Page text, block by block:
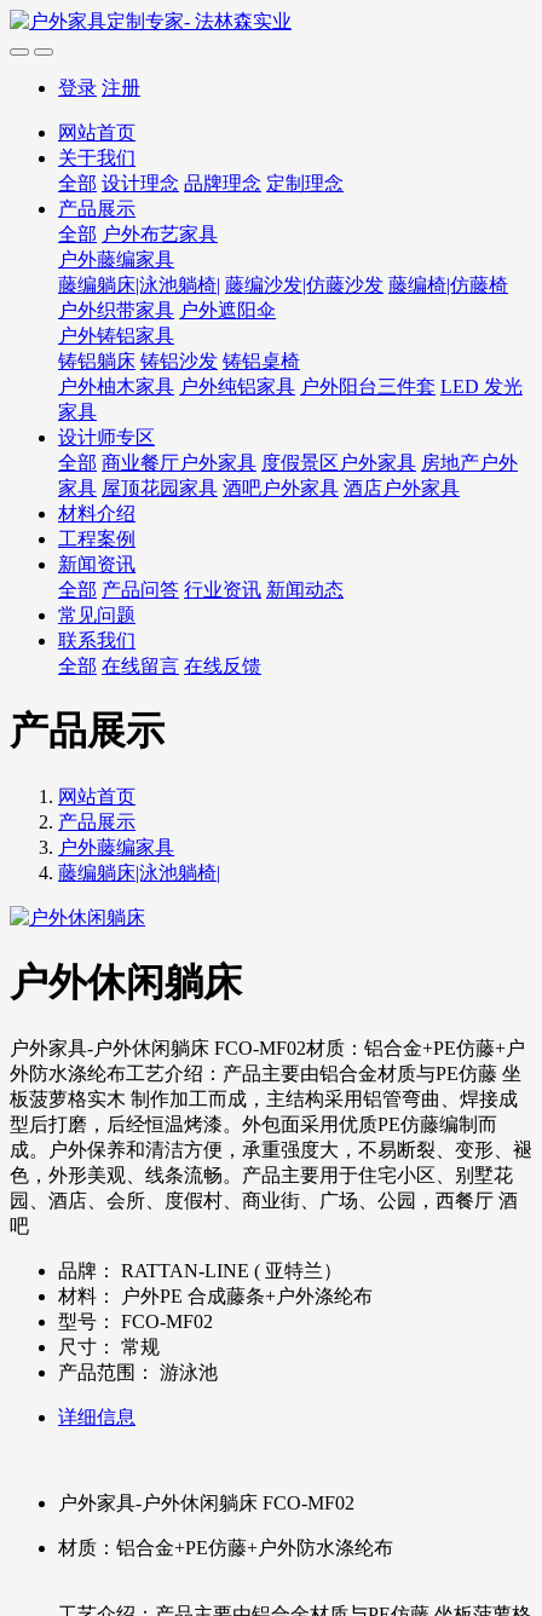
登录 注册
网站首页
关于我们
全部 设计理念 品牌理念 定制理念
产品展示
全部 户外布艺家具
户外藤编家具
藤编躺床|泳池躺椅| 藤编沙发|仿藤沙发 藤编椅|仿藤椅
户外织带家具 户外遮阳伞
户外铸铝家具
铸铝躺床 铸铝沙发 铸铝桌椅
户外柚木家具 户外纯铝家具 户外阳台三件套 LED 发光
家具
设计师专区
全部 商业餐厅户外家具 度假景区户外家具 房地产户外
家具 屋顶花园家具 酒吧户外家具 酒店户外家具
材料介绍
工程案例
新闻资讯
全部 产品问答 行业资讯 新闻动态
常见问题
联系我们
全部 在线留言 在线反馈
产品展示
网站首页
产品展示
户外藤编家具
藤编躺床|泳池躺椅|
户外休闲躺床
户外家具-户外休闲躺床 FCO-MF02材质：铝合金+PE仿藤+户
外防水涤纶布工艺介绍：产品主要由铝合金材质与PE仿藤 坐
板菠萝格实木 制作加工而成，主结构采用铝管弯曲、焊接成
型后打磨，后经恒温烤漆。外包面采用优质PE仿藤编制而
成。户外保养和清洁方便，承重强度大，不易断裂、变形、褪
色，外形美观、线条流畅。产品主要用于住宅小区、别墅花
园、酒店、会所、度假村、商业街、广场、公园，西餐厅 酒
吧
品牌：
RATTAN-LINE ( 亚特兰）
材料：
户外PE 合成藤条+户外涤纶布
型号：
FCO-MF02
尺寸：
常规
产品范围：
游泳池
详细信息
户外家具-户外休闲躺床 FCO-MF02
材质：铝合金+PE仿藤+户外防水涤纶布